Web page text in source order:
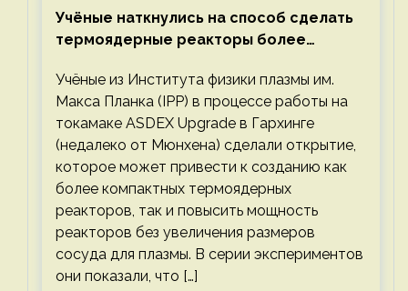
Учёные наткнулись на способ сделать
термоядерные реакторы более
Учёные из Института физики плазмы им.
Макса Планка (IPP) в процессе работы на
токамаке ASDEX Upgrade в Гархинге
(недалеко от Мюнхена) сделали открытие,
которое может привести к созданию как
более компактных термоядерных
реакторов, так и повысить мощность
реакторов без увеличения размеров
сосуда для плазмы. В серии экспериментов
они показали, что […]